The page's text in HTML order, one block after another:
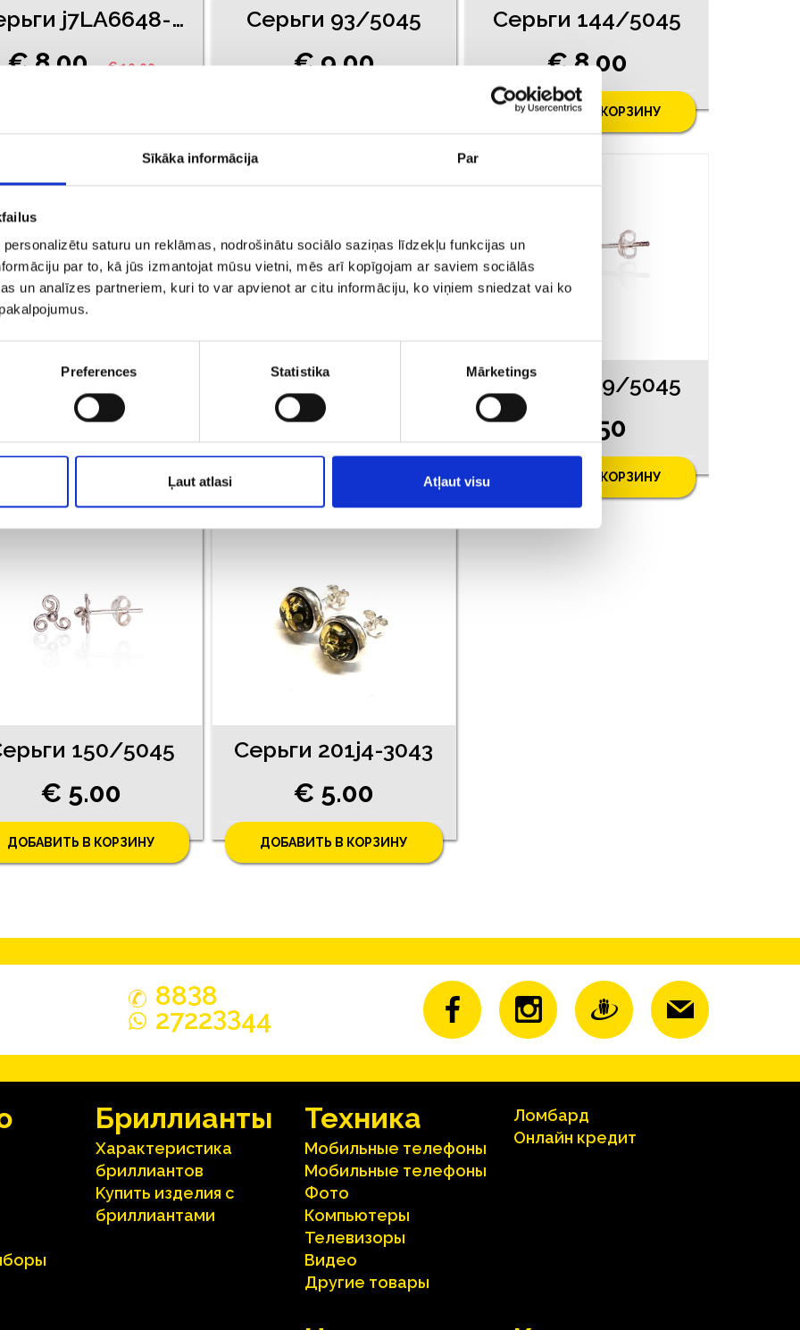
Sīkāka informācija Par
saturu un reklāmas, nodrošinātu sociālo saziņas līdzekļu funkcijas un
par to, kā jūs izmantojat mūsu vietni, mēs arī kopīgojam ar saviem sociālās
un analīzes partneriem, kuri to var apvienot ar citu informāciju, ko viņiem sniedzat vai ko
Preferences Statistika Mārketings
Ļaut atlasi Atļaut visu
Cерьги j7LA6648-81
€ 8.00€ 10.00
Серьги 93/5045
€ 9.00
Серьги 144/5045
€ 8.00
ДОБАВИТЬ В КОРЗИНУ
145/5045
€ 6.50
Серьги 148/5045
€ 7.50
Серьги 149/5045
€ 5.50
ДОБАВИТЬ В КОРЗИНУ
150/5045
€ 5.00
ДОБАВИТЬ В КОРЗИНУ
Серьги 201j4-3043
€ 5.00
ДОБАВИТЬ В КОРЗИНУ
8838
27223344
Бриллианты
Характеристика
бриллиантoв
Kупить изделия c
бриллиантами
Техника
Мобильные телефоны
Мобильные телефоны
Фото
Компьютеры
Телевизоры
Видео
Другие товары
Ломбард
Онлайн кредит